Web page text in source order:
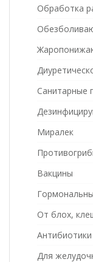
Обработка
Санитарные
Миралек
Вакцины
От блох,
Антибиотики
Для